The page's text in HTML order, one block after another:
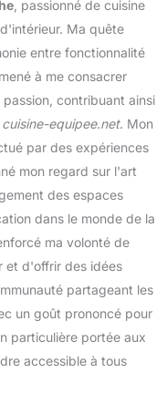
, passionné de cuisine
Ma quête
entre fonctionnalité
à me consacrer
contribuant ainsi
cuisine-equipee.net. Mon
par des expériences
mon regard sur l'art
des espaces
dans le monde de la
ma volonté de
et d'offrir des idées
partageant les
un goût prononcé pour
particulière portée aux
accessible à tous